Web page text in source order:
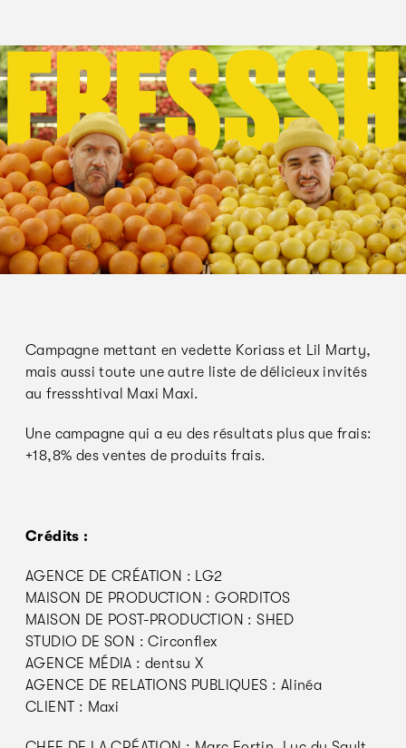
Campagne mettant en vedette Koriass et Lil Marty,
mais aussi toute une autre liste de délicieux invités
au fressshtival Maxi Maxi.
Une campagne qui a eu des résultats plus que frais:
+18,8% des ventes de produits frais.
Crédits :
AGENCE DE CRÉATION : LG2
MAISON DE PRODUCTION : GORDITOS
MAISON DE POST-PRODUCTION : SHED
STUDIO DE SON : Circonflex
AGENCE MÉDIA : dentsu X
AGENCE DE RELATIONS PUBLIQUES : Alinéa
CLIENT : Maxi